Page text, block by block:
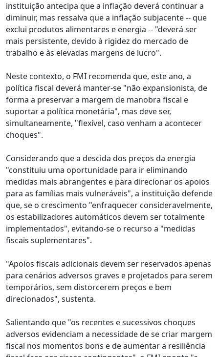
instituição antecipa que a inflação deverá continuar a
diminuir, mas ressalva que a inflação subjacente -- que
exclui produtos alimentares e energia -- "deverá ser
mais persistente, devido à rigidez do mercado de
trabalho e às elevadas margens de lucro".
Neste contexto, o FMI recomenda que, este ano, a
política fiscal deverá manter-se "não expansionista, de
forma a preservar a margem de manobra fiscal e
suportar a política monetária", mas deve ser,
simultaneamente, "flexível, caso venham a acontecer
choques".
Considerando que a descida dos preços da energia
"constituiu uma oportunidade para ir eliminando
medidas mais abrangentes e para direcionar os apoios
para as famílias mais vulneráveis", a instituição defende
que, se o crescimento "enfraquecer consideravelmente,
os estabilizadores automáticos devem ser totalmente
implementados", evitando-se o recurso a "medidas
fiscais suplementares".
"Apoios fiscais adicionais devem ser reservados apenas
para cenários adversos graves e projetados para serem
temporários, sem distorcerem preços e bem
direcionados", sustenta.
Salientando que "os recentes e sucessivos choques
adversos evidenciam a necessidade de se criar margem
fiscal nos momentos bons e de aumentar a resiliência